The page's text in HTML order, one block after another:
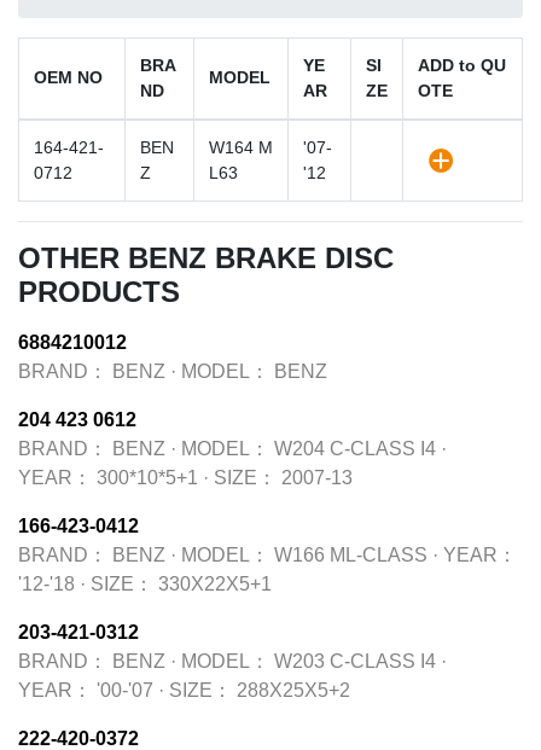
OEM NO
BRA
ND
MODEL
YE
AR
SI
ZE
ADD to QU
OTE
164-421-
0712
BEN
Z
W164 M
L63
'07-
'12
OTHER BENZ BRAKE DISC
PRODUCTS
6884210012
BRAND：
BENZ · MODEL： BENZ
204 423 0612
BRAND：
BENZ · MODEL： W204 C-CLASS I4 ·
YEAR：
300*10*5+1 · SIZE： 2007-13
166-423-0412
BRAND：
BENZ · MODEL： W166 ML-CLASS · YEAR：
'12-'18 · SIZE： 330X22X5+1
203-421-0312
BRAND：
BENZ · MODEL： W203 C-CLASS I4 ·
YEAR：
'00-'07 · SIZE： 288X25X5+2
222-420-0372